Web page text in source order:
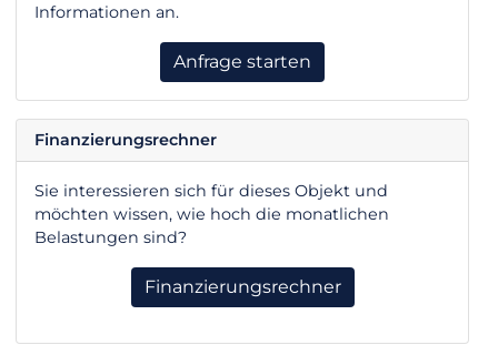
Informationen an.
Anfrage starten
Finanzierungsrechner
Sie interessieren sich für dieses Objekt und
möchten wissen, wie hoch die monatlichen
Belastungen sind?
Finanzierungsrechner